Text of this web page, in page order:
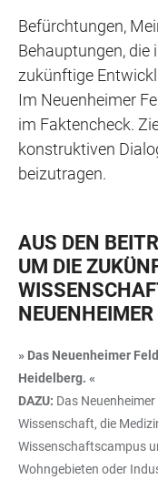
Befürchtungen,
Behauptungen, die
zukünftige
Im Neuenheimer
im Faktencheck.
konstruktiven
beizutragen.
AUS DEN
UM DIE
NEUENHEIMER
» Das Neuenheimer
Heidelberg. «
DAZU: Das
Wissenschaft, die
Wissenschaftscampus
Wohngebieten oder